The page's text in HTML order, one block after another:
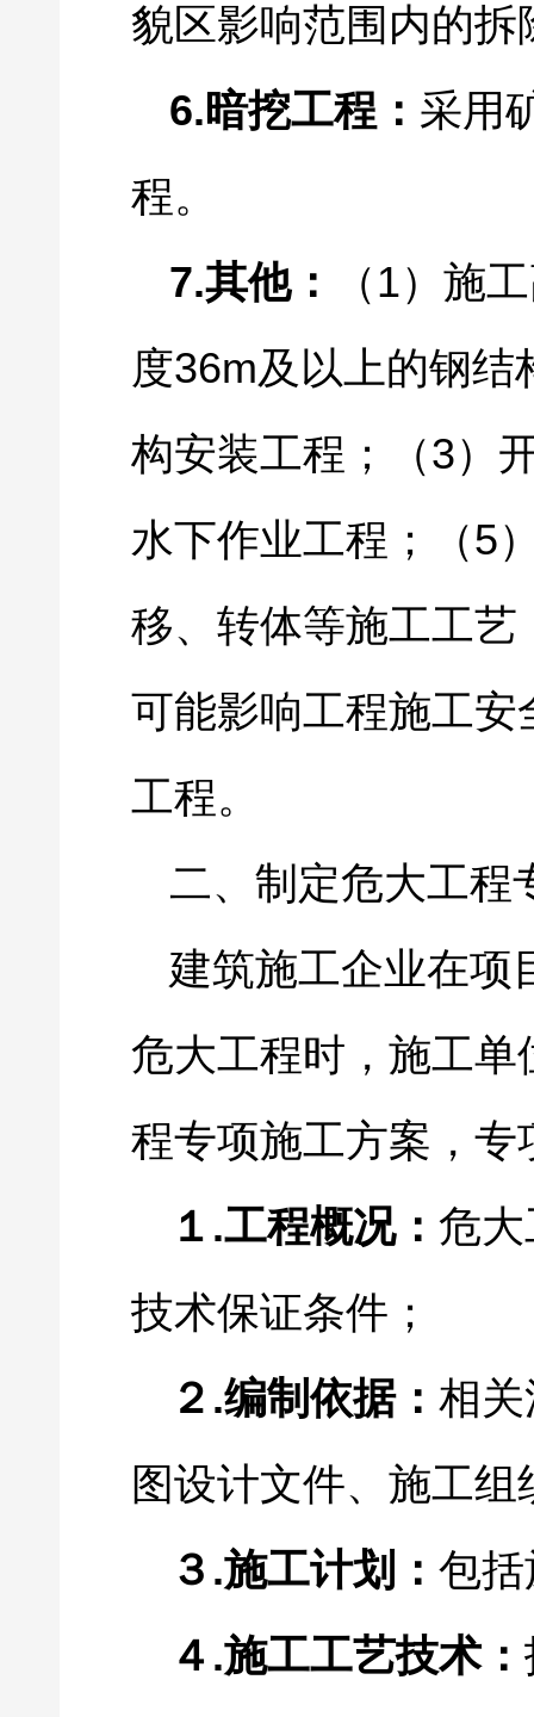
貌区影响范围内的拆
6.暗挖工程： 采用
程。
7.其他： （1）施
度36m及以上的钢结
构安装工程；（3）
水下作业工程；（5
移、转体等施工工艺
可能影响工程施工
工程。
二、制定危大工程
建筑施工企业在项
危大工程时，施工
程专项施工方案，
１ .工程概况：危
技术保证条件；
２ .编制依据：相
图设计文件、施工组
３ .施工计划：包
４ .施工工艺技术：